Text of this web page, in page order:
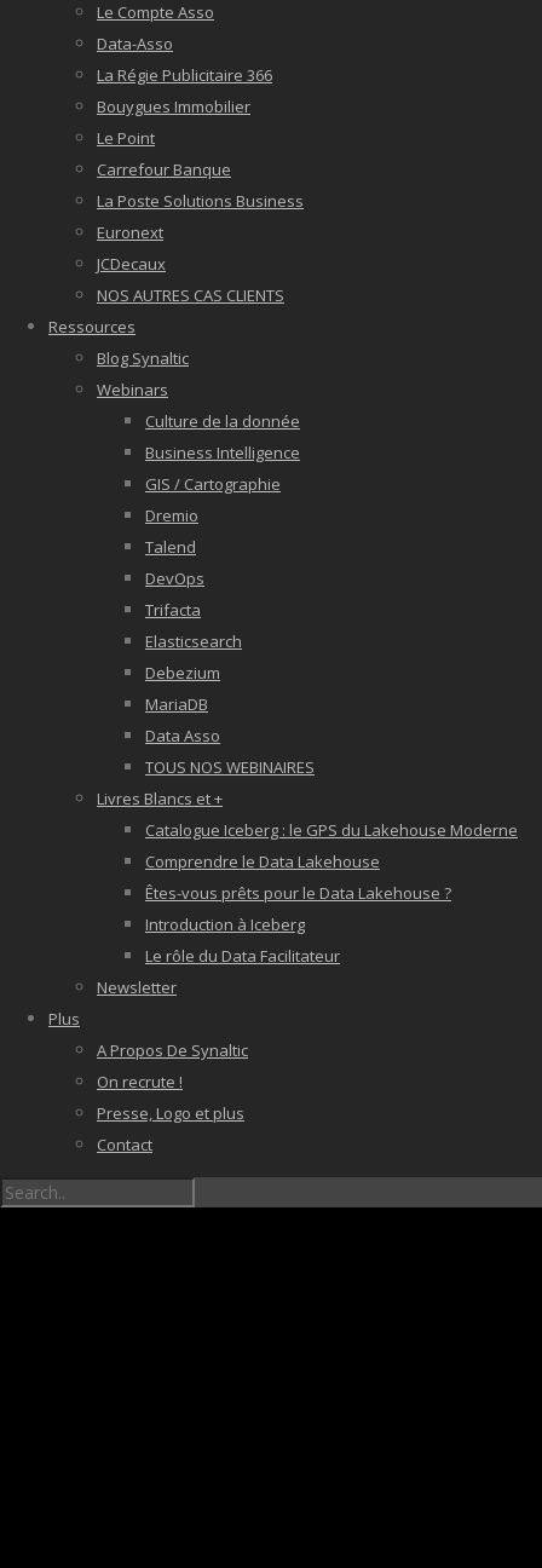
Le Compte Asso
Data-Asso
La Régie Publicitaire 366
Bouygues Immobilier
Le Point
Carrefour Banque
La Poste Solutions Business
Euronext
JCDecaux
NOS AUTRES CAS CLIENTS
Ressources
Blog Synaltic
Webinars
Culture de la donnée
Business Intelligence
GIS / Cartographie
Dremio
Talend
DevOps
Trifacta
Elasticsearch
Debezium
MariaDB
Data Asso
TOUS NOS WEBINAIRES
Livres Blancs et +
Catalogue Iceberg : le GPS du Lakehouse Moderne
Comprendre le Data Lakehouse
Êtes-vous prêts pour le Data Lakehouse ?
Introduction à Iceberg
Le rôle du Data Facilitateur
Newsletter
Plus
A Propos De Synaltic
On recrute !
Presse, Logo et plus
Contact